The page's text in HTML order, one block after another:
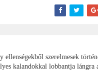
ellenségekből szerelmesek
kalandokkal lobbantja lángra